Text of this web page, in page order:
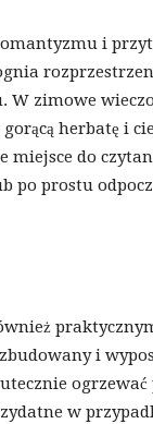
i
W zimowe
herbatę i
miejsce do
po prostu
i
ogrzewać
w